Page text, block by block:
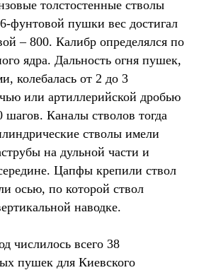
толстостенные стволы
фунтовой пушки вес достигал
– 800. Калибр определялся по
ядра. Дальность огня пушек,
колебалась от 2 до 3
или артиллерийской дробью
шагов. Каналы стволов тогда
стволы имели
на дульной части и
Цапфы крепили ствол
осью, по которой ствол
наводке.
числилось всего 38
пушек для Киевского